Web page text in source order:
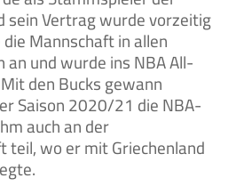
sein Vertrag wurde vorzeitig
Mannschaft in allen
und wurde ins NBA All-
den Bucks gewann
Saison 2020/21 die NBA-
auch an der
wo er mit Griechenland